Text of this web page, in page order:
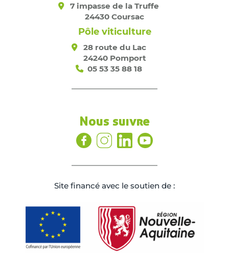
7 impasse de la Truffe
24430 Coursac
Pôle viticulture
28 route du Lac
24240 Pomport
05 53 35 88 18
Nous suivre
Site ﬁnancé avec le soutien de :